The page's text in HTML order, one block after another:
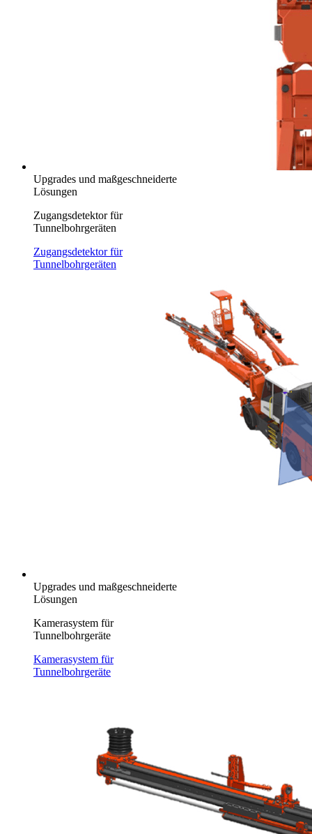
Upgrades und maßgeschneiderte
Lösungen
Zugangsdetektor für
Tunnelbohrgeräten
Zugangsdetektor für
Tunnelbohrgeräten
Upgrades und maßgeschneiderte
Lösungen
Kamerasystem für
Tunnelbohrgeräte
Kamerasystem für
Tunnelbohrgeräte